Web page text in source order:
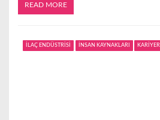
READ MORE
İLAÇ ENDÜSTRİSİ İNSAN KAYNAKLARI KARİYER